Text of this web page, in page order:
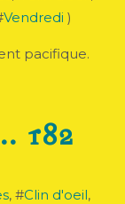
Vendredi )
pacifique.
182
, #Clin d'oeil,